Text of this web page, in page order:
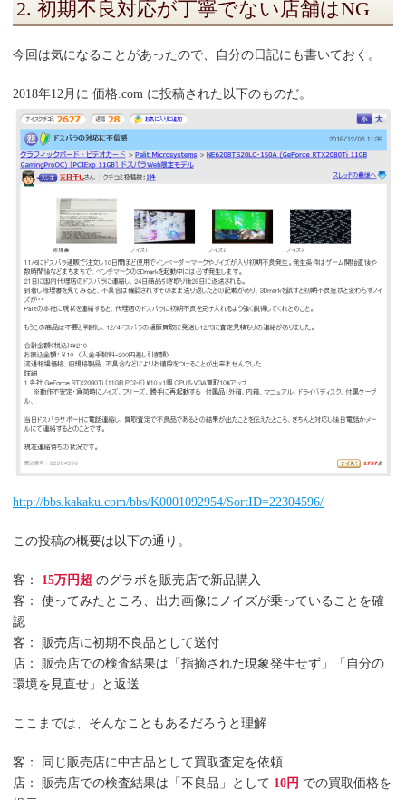
2. 初期不良対応が丁寧でない店舗はNG
今回は気になることがあったので、自分の日記にも書いておく。
2018年12月に 価格.com に投稿された以下のものだ。
http://bbs.kakaku.com/bbs/K0001092954/SortID=22304596/
この投稿の概要は以下の通り。
客： 15万円超 のグラボを販売店で新品購入
客： 使ってみたところ、出力画像にノイズが乗っていることを確
認
客： 販売店に初期不良品として送付
店： 販売店での検査結果は「指摘された現象発生せず」「自分の
環境を見直せ」と返送
ここまでは、そんなこともあるだろうと理解…
客： 同じ販売店に中古品として買取査定を依頼
店： 販売店での検査結果は「不良品」として 10円 での買取価格を